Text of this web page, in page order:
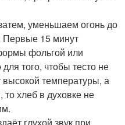
уменьшаем огонь до
Первые 15 минут
фольгой или
того, чтобы тесто не
высокой температуры, а
то хлеб в духовке не